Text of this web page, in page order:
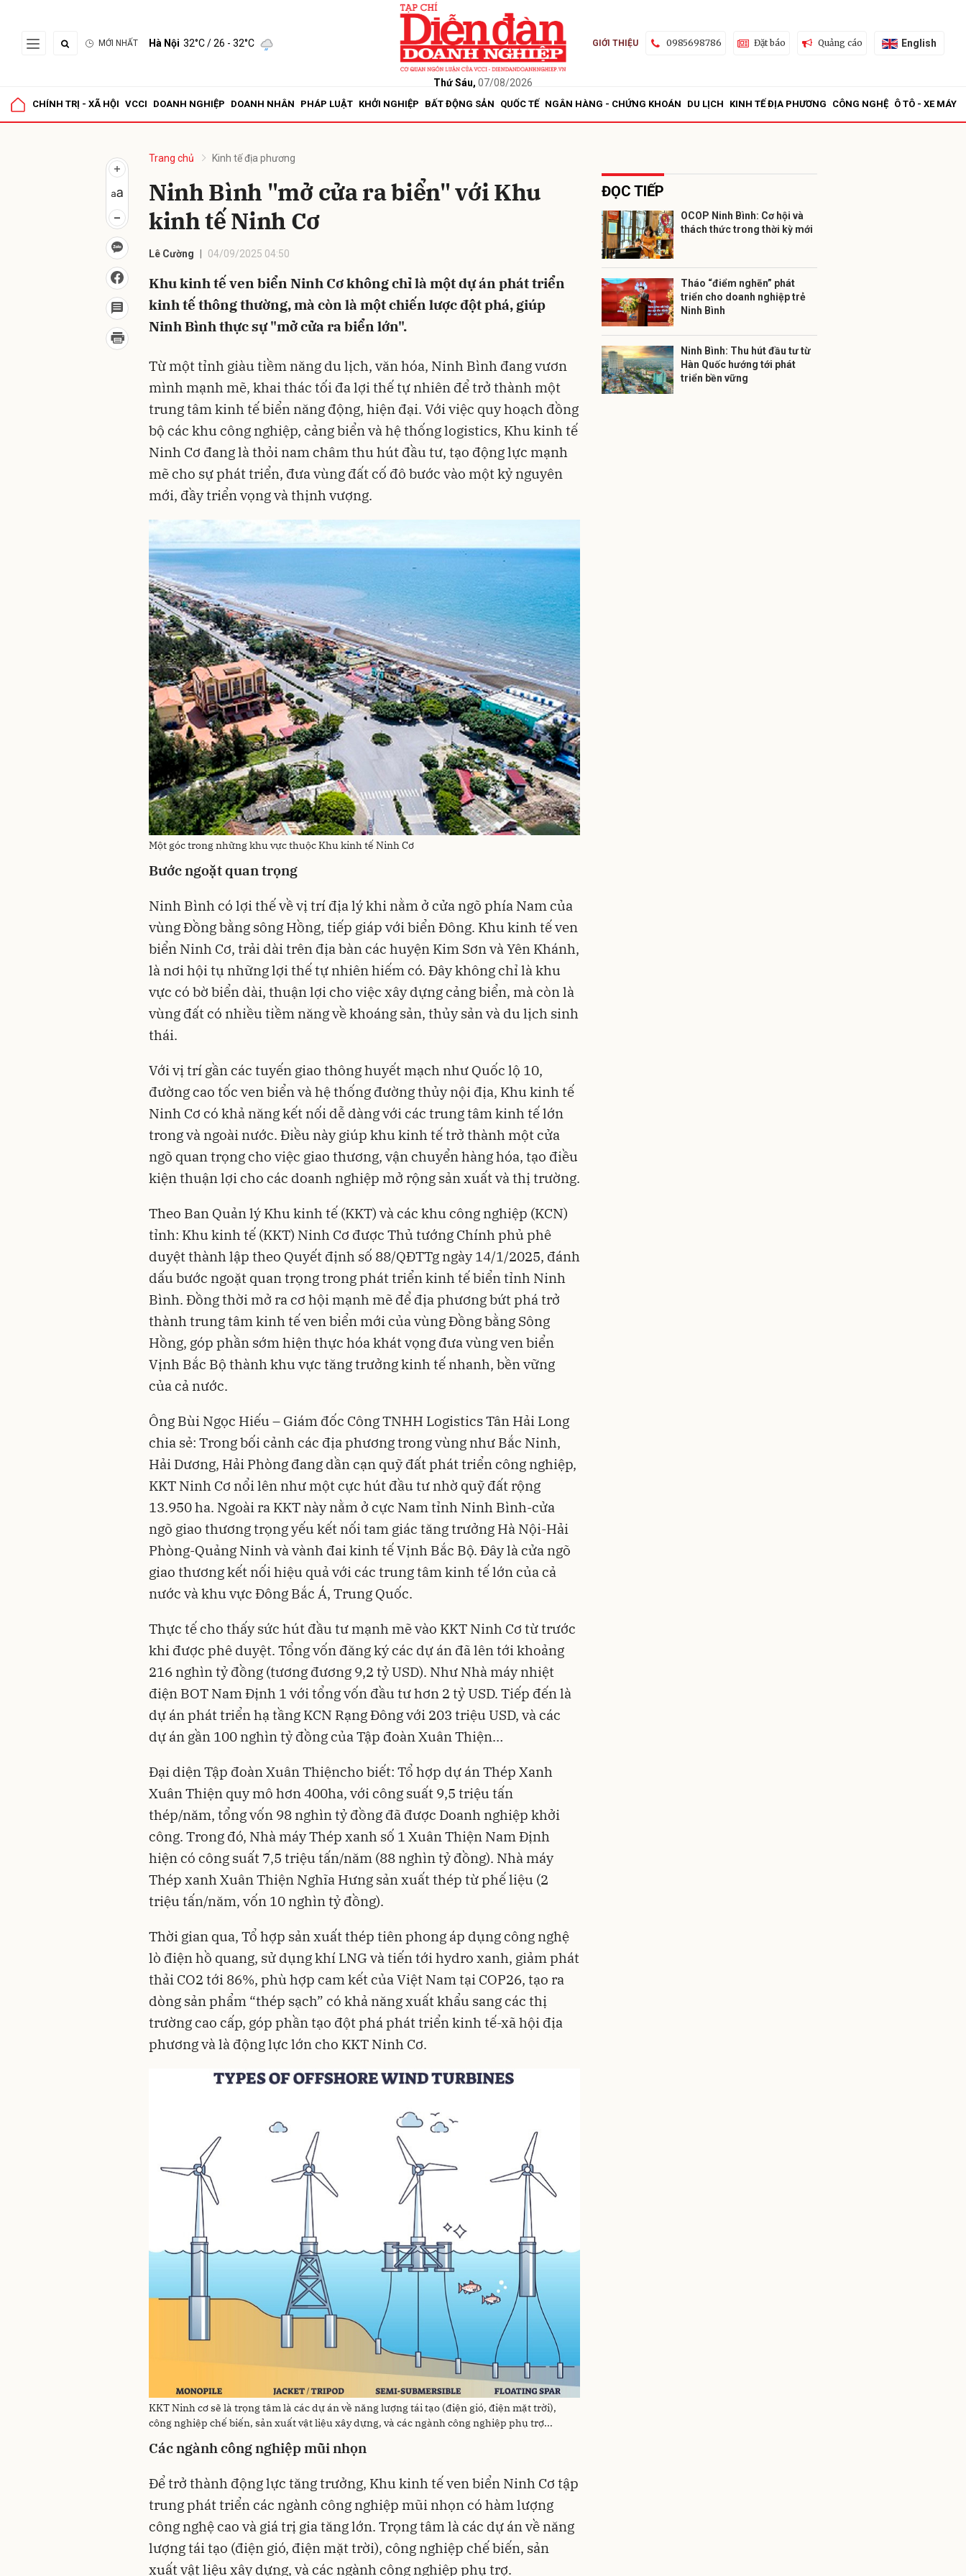
MỚI NHẤT Hà Nội 32°C/ 26 - 32°C
Thứ Sáu, 07/08/2026
GIỚI THIỆU 0985698786 Đặt báo Quảng cáo English
CHÍNH TRỊ - XÃ HỘI VCCI DOANH NGHIỆP DOANH NHÂN PHÁP LUẬT KHỞI NGHIỆP BẤT ĐỘNG SẢN QUỐC TẾ NGÂN HÀNG - CHỨNG KHOÁN DU LỊCH KINH TẾ ĐỊA PHƯƠNG CÔNG NGHỆ Ô TÔ - XE MÁY
Trang chủ Kinh tế địa phương
Ninh Bình "mở cửa ra biển" với Khu
kinh tế Ninh Cơ
Lê Cường 04/09/2025 04:50
Khu kinh tế ven biển Ninh Cơ không chỉ là một dự án phát triển
kinh tế thông thường, mà còn là một chiến lược đột phá, giúp
Ninh Bình thực sự "mở cửa ra biển lớn".
Từ một tỉnh giàu tiềm năng du lịch, văn hóa, Ninh Bình đang vươn
mình mạnh mẽ, khai thác tối đa lợi thế tự nhiên để trở thành một
trung tâm kinh tế biển năng động, hiện đại. Với việc quy hoạch đồng
bộ các khu công nghiệp, cảng biển và hệ thống logistics, Khu kinh tế
Ninh Cơ đang là thỏi nam châm thu hút đầu tư, tạo động lực mạnh
mẽ cho sự phát triển, đưa vùng đất cố đô bước vào một kỷ nguyên
mới, đầy triển vọng và thịnh vượng.
Một góc trong những khu vực thuộc Khu kinh tế Ninh Cơ
Bước ngoặt quan trọng
Ninh Bình có lợi thế về vị trí địa lý khi nằm ở cửa ngõ phía Nam của
vùng Đồng bằng sông Hồng, tiếp giáp với biển Đông. Khu kinh tế ven
biển Ninh Cơ, trải dài trên địa bàn các huyện Kim Sơn và Yên Khánh,
là nơi hội tụ những lợi thế tự nhiên hiếm có. Đây không chỉ là khu
vực có bờ biển dài, thuận lợi cho việc xây dựng cảng biển, mà còn là
vùng đất có nhiều tiềm năng về khoáng sản, thủy sản và du lịch sinh
thái.
Với vị trí gần các tuyến giao thông huyết mạch như Quốc lộ 10,
đường cao tốc ven biển và hệ thống đường thủy nội địa, Khu kinh tế
Ninh Cơ có khả năng kết nối dễ dàng với các trung tâm kinh tế lớn
trong và ngoài nước. Điều này giúp khu kinh tế trở thành một cửa
ngõ quan trọng cho việc giao thương, vận chuyển hàng hóa, tạo điều
kiện thuận lợi cho các doanh nghiệp mở rộng sản xuất và thị trường.
Theo Ban Quản lý Khu kinh tế (KKT) và các khu công nghiệp (KCN)
tỉnh: Khu kinh tế (KKT) Ninh Cơ được Thủ tướng Chính phủ phê
duyệt thành lập theo Quyết định số 88/QĐTTg ngày 14/1/2025, đánh
dấu bước ngoặt quan trọng trong phát triển kinh tế biển tỉnh Ninh
Bình. Đồng thời mở ra cơ hội mạnh mẽ để địa phương bứt phá trở
thành trung tâm kinh tế ven biển mới của vùng Đồng bằng Sông
Hồng, góp phần sớm hiện thực hóa khát vọng đưa vùng ven biển
Vịnh Bắc Bộ thành khu vực tăng trưởng kinh tế nhanh, bền vững
của cả nước.
Ông Bùi Ngọc Hiếu – Giám đốc Công TNHH Logistics Tân Hải Long
chia sẻ: Trong bối cảnh các địa phương trong vùng như Bắc Ninh,
Hải Dương, Hải Phòng đang dần cạn quỹ đất phát triển công nghiệp,
KKT Ninh Cơ nổi lên như một cực hút đầu tư nhờ quỹ đất rộng
13.950 ha. Ngoài ra KKT này nằm ở cực Nam tỉnh Ninh Bình-cửa
ngõ giao thương trọng yếu kết nối tam giác tăng trưởng Hà Nội-Hải
Phòng-Quảng Ninh và vành đai kinh tế Vịnh Bắc Bộ. Đây là cửa ngõ
giao thương kết nối hiệu quả với các trung tâm kinh tế lớn của cả
nước và khu vực Đông Bắc Á, Trung Quốc.
Thực tế cho thấy sức hút đầu tư mạnh mẽ vào KKT Ninh Cơ từ trước
khi được phê duyệt. Tổng vốn đăng ký các dự án đã lên tới khoảng
216 nghìn tỷ đồng (tương đương 9,2 tỷ USD). Như Nhà máy nhiệt
điện BOT Nam Định 1 với tổng vốn đầu tư hơn 2 tỷ USD. Tiếp đến là
dự án phát triển hạ tầng KCN Rạng Đông với 203 triệu USD, và các
dự án gần 100 nghìn tỷ đồng của Tập đoàn Xuân Thiện…
Đại diện Tập đoàn Xuân Thiệncho biết: Tổ hợp dự án Thép Xanh
Xuân Thiện quy mô hơn 400ha, với công suất 9,5 triệu tấn
thép/năm, tổng vốn 98 nghìn tỷ đồng đã được Doanh nghiệp khởi
công. Trong đó, Nhà máy Thép xanh số 1 Xuân Thiện Nam Định
hiện có công suất 7,5 triệu tấn/năm (88 nghìn tỷ đồng). Nhà máy
Thép xanh Xuân Thiện Nghĩa Hưng sản xuất thép từ phế liệu (2
triệu tấn/năm, vốn 10 nghìn tỷ đồng).
Thời gian qua, Tổ hợp sản xuất thép tiên phong áp dụng công nghệ
lò điện hồ quang, sử dụng khí LNG và tiến tới hydro xanh, giảm phát
thải CO2 tới 86%, phù hợp cam kết của Việt Nam tại COP26, tạo ra
dòng sản phẩm “thép sạch” có khả năng xuất khẩu sang các thị
trường cao cấp, góp phần tạo đột phá phát triển kinh tế-xã hội địa
phương và là động lực lớn cho KKT Ninh Cơ.
KKT Ninh cơ sẽ là trọng tâm là các dự án về năng lượng tái tạo (điện gió, điện mặt trời),
công nghiệp chế biến, sản xuất vật liệu xây dựng, và các ngành công nghiệp phụ trợ...
Các ngành công nghiệp mũi nhọn
Để trở thành động lực tăng trưởng, Khu kinh tế ven biển Ninh Cơ tập
trung phát triển các ngành công nghiệp mũi nhọn có hàm lượng
công nghệ cao và giá trị gia tăng lớn. Trọng tâm là các dự án về năng
lượng tái tạo (điện gió, điện mặt trời), công nghiệp chế biến, sản
xuất vật liệu xây dựng, và các ngành công nghiệp phụ trợ.
ĐỌC TIẾP
OCOP Ninh Bình: Cơ hội và
thách thức trong thời kỳ mới
Tháo “điểm nghẽn” phát
triển cho doanh nghiệp trẻ
Ninh Bình
Ninh Bình: Thu hút đầu tư từ
Hàn Quốc hướng tới phát
triển bền vững
Gửi